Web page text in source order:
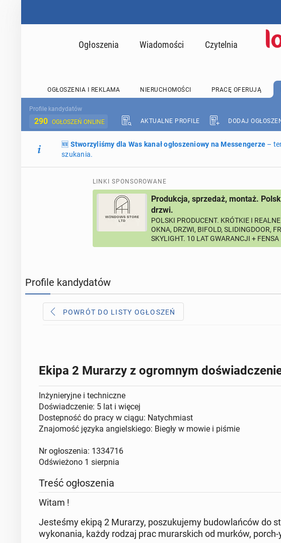
Ogłoszenia Wiadomości Czytelnia
OGŁOSZENIA I REKLAMA NIERUCHOMOŚCI PRACĘ OFERUJĄ
Profile kandydatów
290 OGŁOSZEŃ ONLINE AKTUALNE PROFILE DODAJ
🆕 Stworzyliśmy dla Was kanał ogłoszeniowy na Messengerze –
szukania.
LINKI SPONSOROWANE
Produkcja, sprzedaż, montaż.
drzwi.
POLSKI PRODUCENT. KRÓTKIE I
OKNA, DRZWI, BIFOLD, SLIDINGDOOR,
SKYLIGHT. 10 LAT GWARANCJI + FENSA
Profile kandydatów
POWRÓT DO LISTY OGŁOSZEŃ
Ekipa 2 Murarzy z ogromnym
Inżynieryjne i techniczne
Doświadczenie: 5 lat i więcej
Dostepność do pracy w ciągu: Natychmiast
Znajomość języka angielskiego: Biegły w mowie i piśmie
Nr ogłoszenia: 1334716
Odświeżono1 sierpnia
Treść ogłoszenia
Witam !
Jesteśmy ekipą 2 Murarzy, poszukujemy budowlańców do
wykonania, każdy rodzaj prac murarskich od murków,